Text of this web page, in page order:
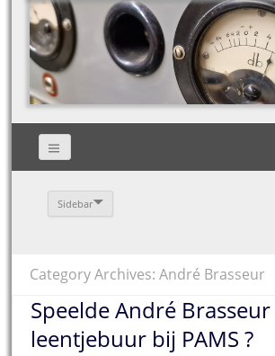
Sidebar
Category Archives: André Brasseur
Speelde André Brasseur
leentjebuur bij PAMS ?